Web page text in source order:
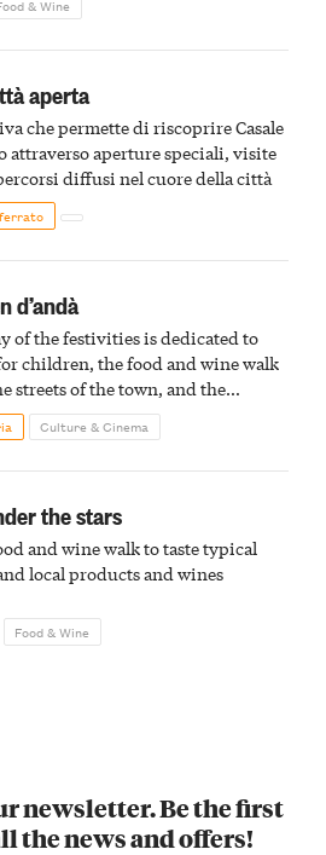
& Wine
aperta
che permette di riscoprire Casale
attraverso aperture speciali, visite
diffusi nel cuore della città
d’andà
of the festivities is dedicated to
children, the food and wine walk
streets of the town, and the
Culture & Cinema
the stars
and wine walk to taste typical
local products and wines
Food & Wine
newsletter. Be the first
the news and offers!